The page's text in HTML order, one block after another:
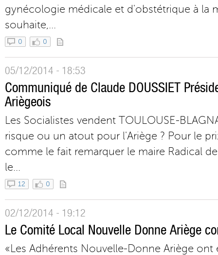
gynécologie médicale et d'obstétrique à la
souhaite,...
0 0
05/12/2014 - 18:53
Communiqué de Claude DOUSSIET
Ariègeois
Les Socialistes vendent TOULOUSE-
risque ou un atout pour l'Ariège ? Pour le
comme le fait remarquer le maire Radical
le...
12 0
02/12/2014 - 19:12
Le Comité Local Nouvelle Donne Ariège
«Les Adhérents Nouvelle-Donne Ariège ont